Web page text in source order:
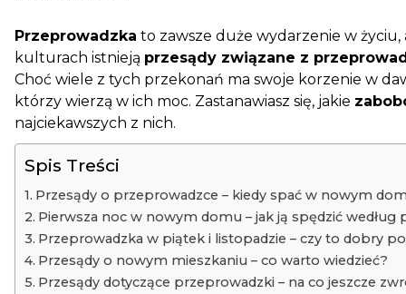
Przeprowadzka to zawsze duże wydarzenie w życiu,
kulturach istnieją przesądy związane z
Choć wiele z tych przekonań ma swoje korzenie w
którzy wierzą w ich moc. Zastanawiasz się, jakie
najciekawszych z nich.
Spis Treści
Przesądy o przeprowadzce – kiedy spać w nowym
Pierwsza noc w nowym domu – jak ją spędzić według
Przeprowadzka w piątek i listopadzie – czy to dobry
Przesądy o nowym mieszkaniu – co warto wiedzieć?
Przesądy dotyczące przeprowadzki – na co jeszcze